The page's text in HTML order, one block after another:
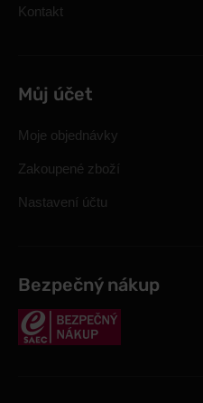
Kontakt
Můj účet
Moje objednávky
Zakoupené zboží
Nastavení účtu
Bezpečný nákup